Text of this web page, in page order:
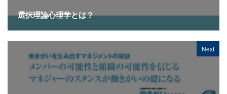
選択理論心理学とは？
Next